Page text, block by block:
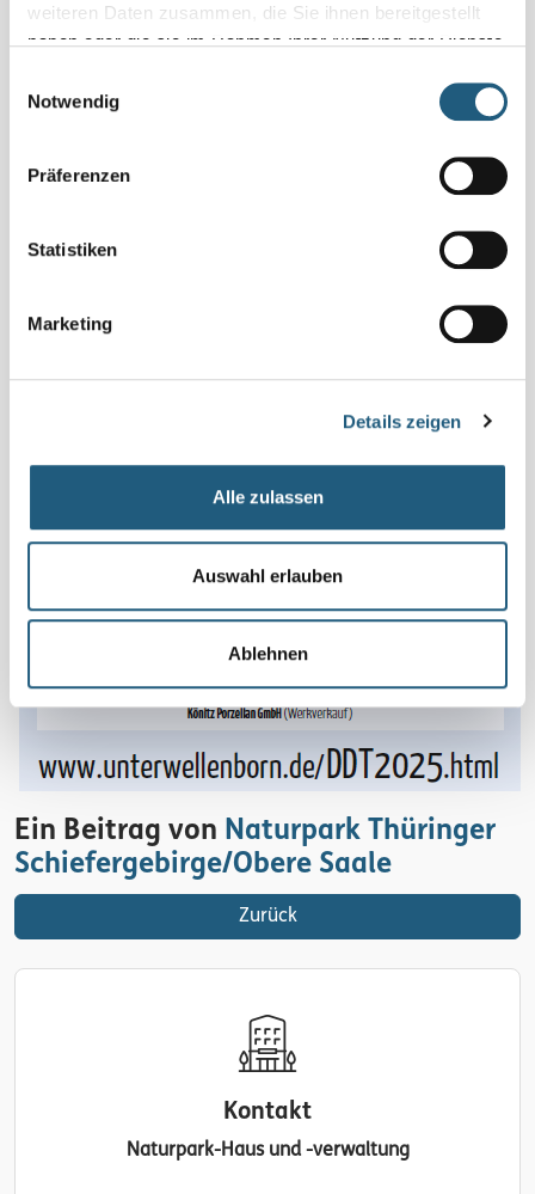
weiteren Daten zusammen, die Sie ihnen bereitgestellt
haben oder die sie im Rahmen Ihrer Nutzung der Dienste
Notwendig
Präferenzen
Statistiken
Marketing
Details zeigen
Alle zulassen
Auswahl erlauben
Ablehnen
Ein Beitrag von Naturpark Thüringer
Schiefergebirge/Obere Saale
Zurück
Kontakt
Naturpark-Haus und -verwaltung